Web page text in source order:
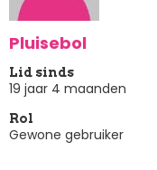
Pluisebol
Lid sinds
19 jaar 4 maanden
Rol
Gewone gebruiker